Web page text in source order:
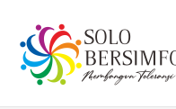
content